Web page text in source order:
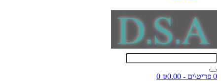
0 פריט\ים - ₪0.00 0